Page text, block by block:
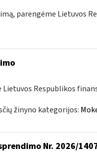
parengėme Lietuvos
Lietuvos Respublikos
žinyno kategorijos:
Nr. 2026/